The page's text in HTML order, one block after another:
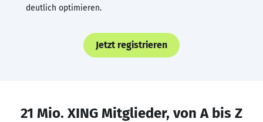
deutlich optimieren.
Jetzt registrieren
21 Mio. XING Mitglieder, von A bis Z